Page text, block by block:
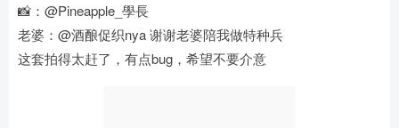
📸：@Pineapple_學長
老婆：@酒酿促织nya 谢谢老婆陪我做特种兵
这套拍得太赶了，有点bug，希望不要介意